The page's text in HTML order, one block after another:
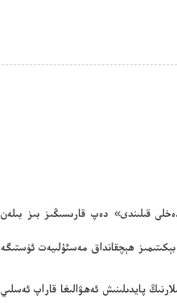
قىلىندى» دەپ قارىسىڭىز بىز بىلەن
ھېچقانداق مەسئۇلىيەت ئۈستىگە
پايدىلىنىش ئەھۋالىغا قاراپ ئەسلىي